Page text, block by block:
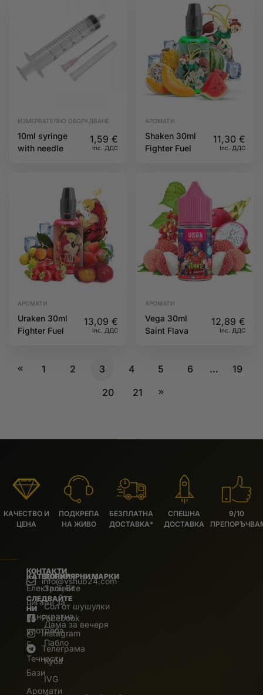
ИЗМЕРВАТЕЛНО ОБОРУДВАНЕ
10ml syringe
with needle
1,59 €
Inc. ДДС
АРОМАТИ
Shaken 30ml
Fighter Fuel
11,30 €
Inc. ДДС
АРОМАТИ
Uraken 30ml
Fighter Fuel
13,09 €
Inc. ДДС
АРОМАТИ
Vega 30ml
Saint Flava
12,89 €
Inc. ДДС
1 2 3 4 5 6 ...
19
20
21
КАЧЕСТВО И
ЦЕНА
ПОДКРЕПА
НА ЖИВО
БЕЗПЛАТНА
ДОСТАВКА*
СПЕШНА
ДОСТАВКА
9/10
КОНТАКТИ
info@vshub24.com
СЛЕДВАЙТЕ
НИ
Facebook
Instagram
Телеграма
КАТЕГОРИИ
Електронни
цигари за
еднократна
употреба
E.
Течности
Бази
Аромати
ПОПУЛЯРНИ МАРКИ
Залц Bite
Сол от шушулки
Дама за вечеря
Пабло
Куба
IVG